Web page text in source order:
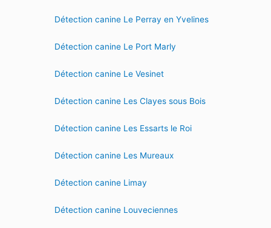
Détection canine Le Perray en Yvelines
Détection canine Le Port Marly
Détection canine Le Vesinet
Détection canine Les Clayes sous Bois
Détection canine Les Essarts le Roi
Détection canine Les Mureaux
Détection canine Limay
Détection canine Louveciennes